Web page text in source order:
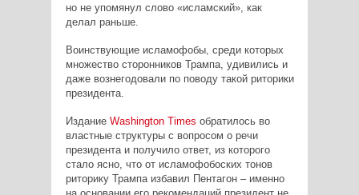
но не упомянул слово «исламский», как
делал раньше.
Воинствующие исламофобы, среди которых
множество сторонников Трампа, удивились и
даже вознегодовали по поводу такой риторики
президента.
Издание Washington Times обратилось во
властные структуры с вопросом о речи
президента и получило ответ, из которого
стало ясно, что от исламофобоских тонов
риторику Трампа избавил Пентагон – именно